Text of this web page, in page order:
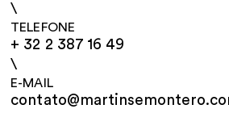
\
TELEFONE
+ 32 2 387 16 49
\
E-MAIL